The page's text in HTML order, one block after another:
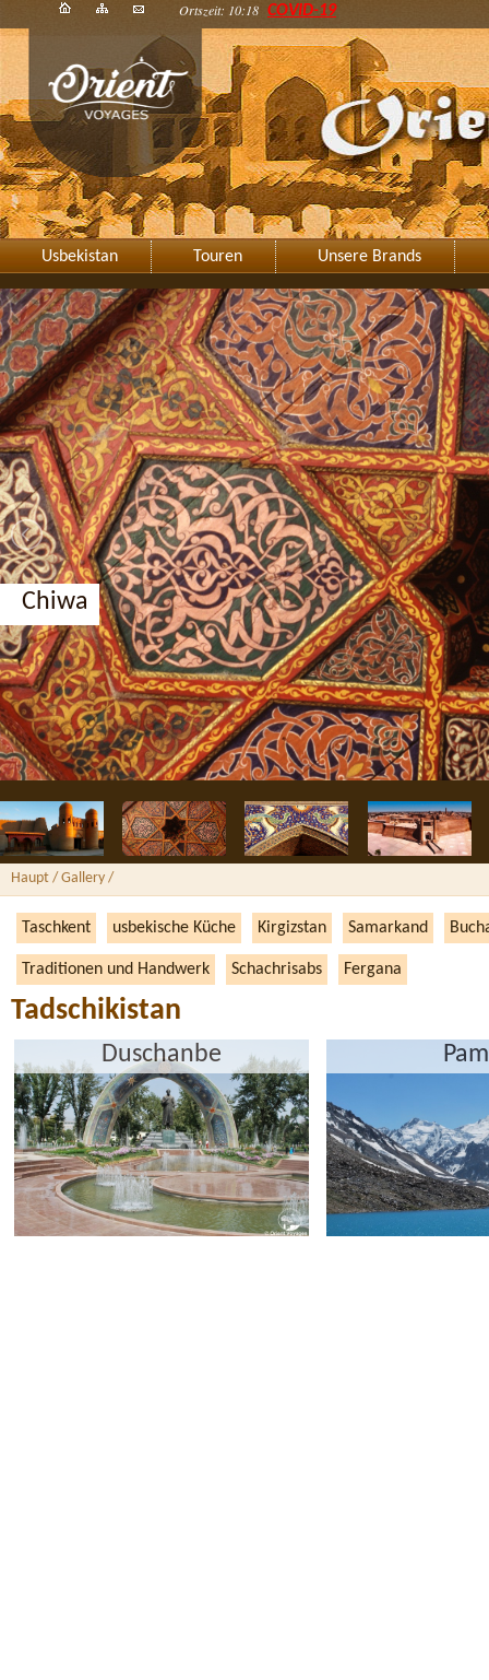
Ortszeit: 10:18 COVID-19
Usbekistan Touren Unsere Brands
Chiwa
Haupt / Gallery /
Taschkent usbekische Küche Kirgizstan Samarkand
Traditionen und Handwerk Schachrisabs Fergana
Tadschikistan
Duschanbe